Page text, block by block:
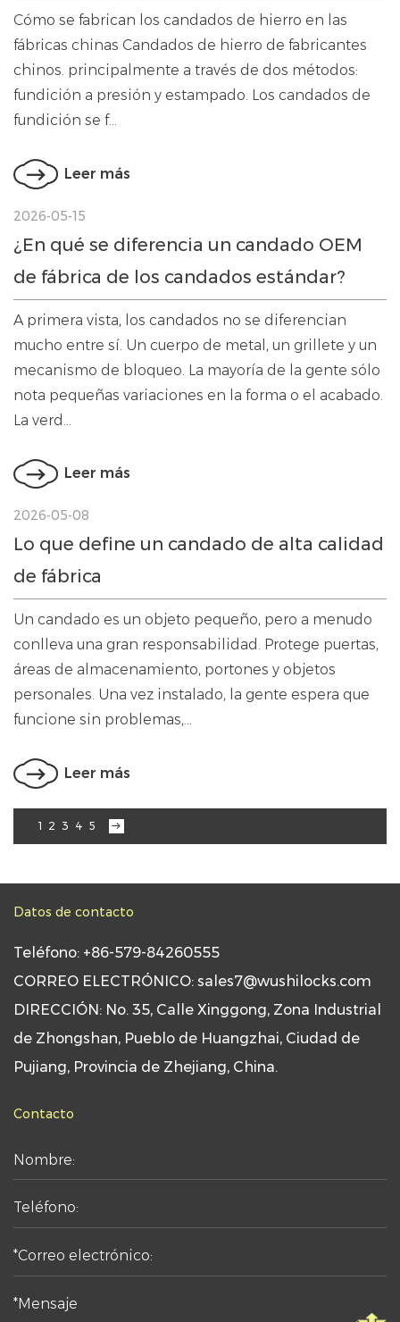
Cómo se fabrican los candados de hierro en las
fábricas chinas Candados de hierro de fabricantes
chinos. principalmente a través de dos métodos:
fundición a presión y estampado. Los candados de
fundición se f...
Leer más
2026-05-15
¿En qué se diferencia un candado OEM
de fábrica de los candados estándar?
A primera vista, los candados no se diferencian
mucho entre sí. Un cuerpo de metal, un grillete y un
mecanismo de bloqueo. La mayoría de la gente sólo
nota pequeñas variaciones en la forma o el acabado.
La verd...
Leer más
2026-05-08
Lo que define un candado de alta calidad
de fábrica
Un candado es un objeto pequeño, pero a menudo
conlleva una gran responsabilidad. Protege puertas,
áreas de almacenamiento, portones y objetos
personales. Una vez instalado, la gente espera que
funcione sin problemas,...
Leer más
1 2 3 4 5 ›
Datos de contacto
Teléfono: +86-579-84260555
CORREO ELECTRÓNICO: sales7@wushilocks.com
DIRECCIÓN: No. 35, Calle Xinggong, Zona Industrial
de Zhongshan, Pueblo de Huangzhai, Ciudad de
Pujiang, Provincia de Zhejiang, China.
Contacto